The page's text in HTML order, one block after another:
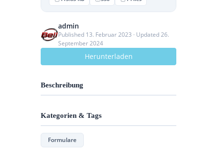
admin
Published 13. Februar 2023 · Updated 26.
September 2024
Herunterladen
Beschreibung
Kategorien & Tags
Formulare